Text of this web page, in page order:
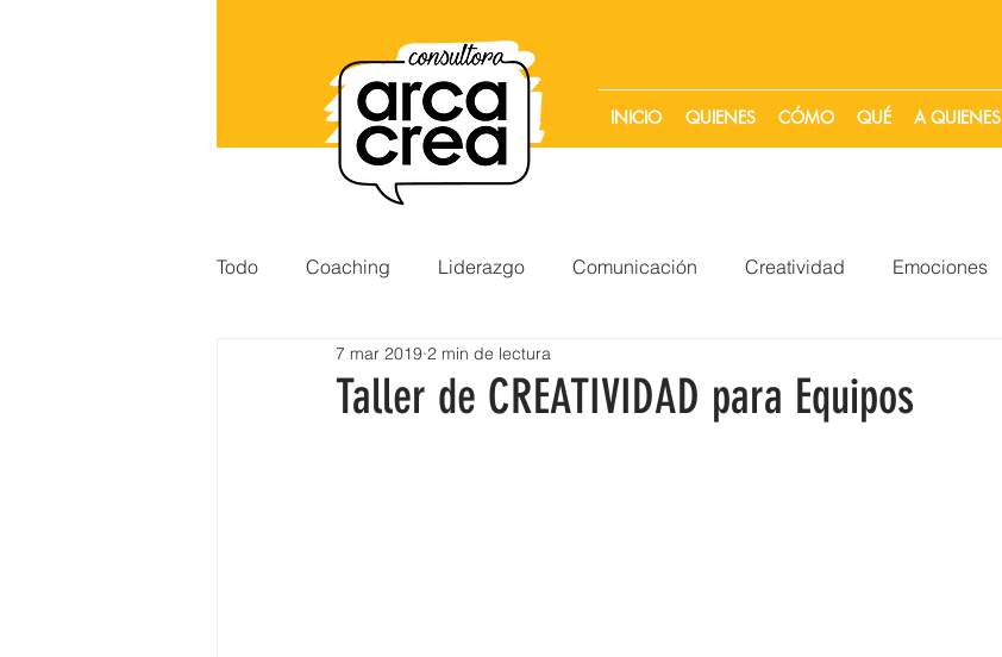
INICIO QUIENES CÓMO QUÉ A QUIENES
Todo Coaching Liderazgo Comunicación Creatividad Emociones
Desarrollo Humano
Taller de CREATIVIDAD para Equipos
7 mar 2019 2 min de lectura